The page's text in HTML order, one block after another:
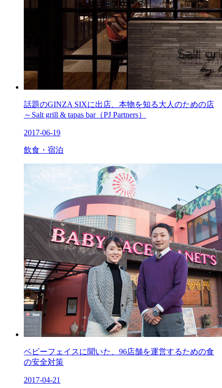
話題のGINZA SIXに出店、本物を知る大人のための店
～Salt grill & tapas bar（PJ Partners）
2017-06-19
飲食・宿泊
ベビーフェイスに聞いた、96店舗を運営するための食
の安全対策
2017-04-21